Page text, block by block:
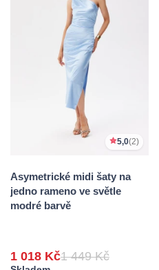
5,0(2)
Asymetrické midi šaty na
jedno rameno ve světle
modré barvě
1 018 Kč1 449 Kč